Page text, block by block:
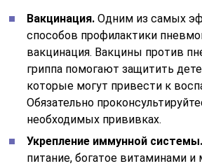
Вакцинация. Одним из самых
способов профилактики
вакцинация. Вакцины против
гриппа помогают защитить
которые могут привести к
Обязательно
необходимых прививках.
Укрепление иммунной системы.
питание, богатое витаминами и